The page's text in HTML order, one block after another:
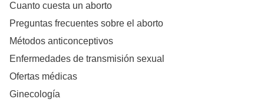
Cuanto cuesta un aborto
Preguntas frecuentes sobre el aborto
Métodos anticonceptivos
Enfermedades de transmisión sexual
Ofertas médicas
Ginecología